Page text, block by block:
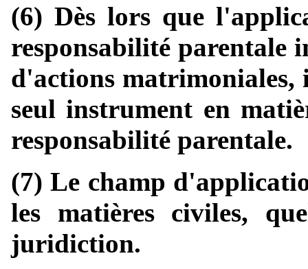
(6) Dès lors que
responsabilité parentale
d'actions
seul instrument en
responsabilité parentale.
(7) Le champ
les matières civiles,
juridiction.